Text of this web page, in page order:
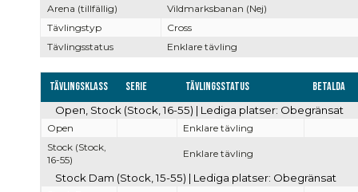
Arena (tillfällig)
Vildmarksbanan (Nej)
Tävlingstyp
Cross
Tävlingsstatus
Enklare tävling
Tävlingsklass Serie Tävlingsstatus Betalda
Open, Stock (Stock, 16-55) | Lediga platser: Obegränsat
Open
Enklare tävling
Stock (Stock,
16-55)
Enklare tävling
Stock Dam (Stock, 15-55) | Lediga platser: Obegränsat